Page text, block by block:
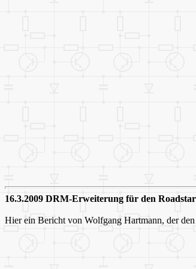
16.3.2009 DRM-Erweiterung für den Roadstar
Hier ein Bericht von Wolfgang Hartmann, der